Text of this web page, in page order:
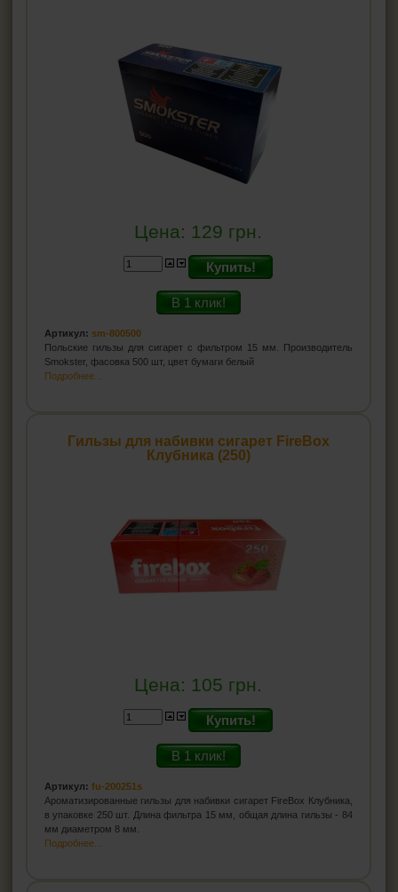
Цена: 129 грн.
Купить!
В 1 клик!
Артикул: sm-800500
Польские гильзы для сигарет с фильтром 15 мм. Производитель
Smokster, фасовка 500 шт, цвет бумаги белый
Подробнее...
Гильзы для набивки сигарет FireBox
Клубника (250)
Цена: 105 грн.
Купить!
В 1 клик!
Артикул: fu-200251s
Ароматизированные гильзы для набивки сигарет FireBox Клубника,
в упаковке 250 шт. Длина фильтра 15 мм, общая длина гильзы - 84
мм диаметром 8 мм.
Подробнее...